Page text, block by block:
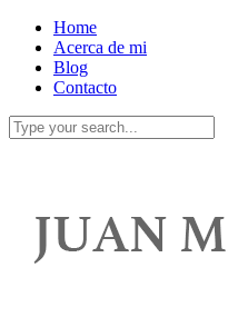
Home
Acerca de mi
Blog
Contacto